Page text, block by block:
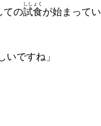
ての試食
ししょく
が始まってい
いですね」